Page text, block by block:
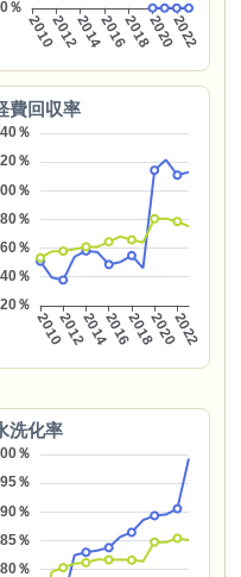
費回収率
洗化率